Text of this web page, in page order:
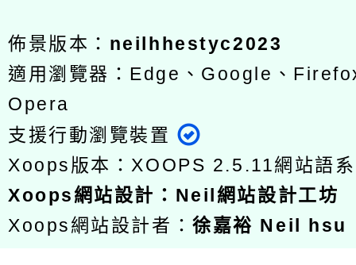
佈景版本： neilhhestyc2023
適用瀏覽器：Edge、Google、
Opera
支援行動瀏覽裝置
Xoops版本： XOOPS 2.5.11網站語
Xoops網站設計 ： Neil網站設計工坊
Xoops網站設計者：徐嘉裕 Neil hsu